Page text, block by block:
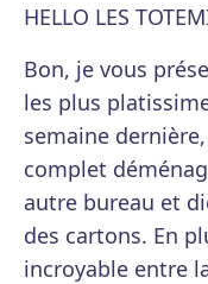
HELLO LES
Bon, je vous
les plus
semaine
complet
autre bureau et
des cartons. En
incroyable entre